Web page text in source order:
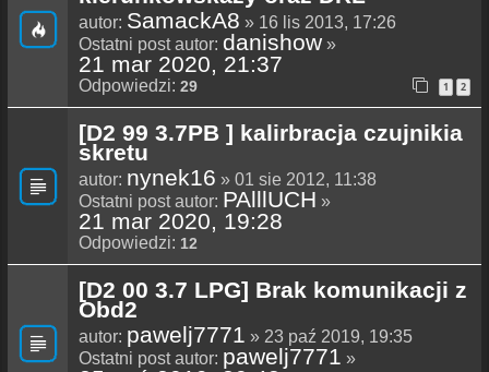
autor: SamackA8 » 16 lis 2013, 17:26
Ostatni post autor: danishow »
21 mar 2020, 21:37
Odpowiedzi: 29 1 2
[D2 99 3.7PB ] kalirbracja czujnikia
skretu
autor: nynek16 » 01 sie 2012, 11:38
Ostatni post autor: PAlllUCH »
21 mar 2020, 19:28
Odpowiedzi: 12
[D2 00 3.7 LPG] Brak komunikacji z
Obd2
autor: pawelj7771 » 23 paź 2019, 19:35
Ostatni post autor: pawelj7771 »